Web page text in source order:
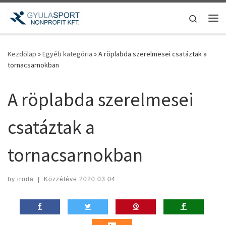
Teljes tartalom megjelenítése
Search
Kezdőlap »Egyéb kategória »A röplabda szerelmesei csatáztak a
tornacsarnokban
A röplabda szerelmesei
csatáztak a
tornacsarnokban
by iroda | Közzétéve 2020.03.04.